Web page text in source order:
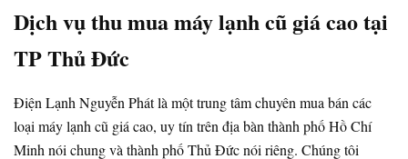
Dịch vụ thu mua máy lạnh cũ giá cao tại
TP Thủ Đức
Điện Lạnh Nguyễn Phát là một trung tâm chuyên mua bán các
loại máy lạnh cũ giá cao, uy tín trên địa bàn thành phố Hồ Chí
Minh nói chung và thành phố Thủ Đức nói riêng. Chúng tôi